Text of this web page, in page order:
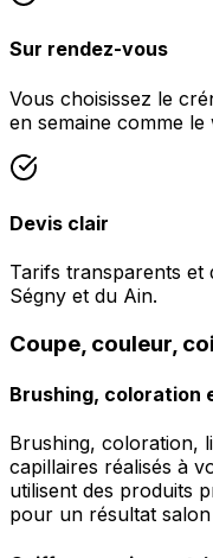
Sur rendez-vous
Vous choisissez le
en semaine comme le
Devis clair
Tarifs transparents et
Ségny et du Ain.
Coupe, couleur,
Brushing, coloration
Brushing, coloration,
capillaires réalisés à
utilisent des produits
pour un résultat